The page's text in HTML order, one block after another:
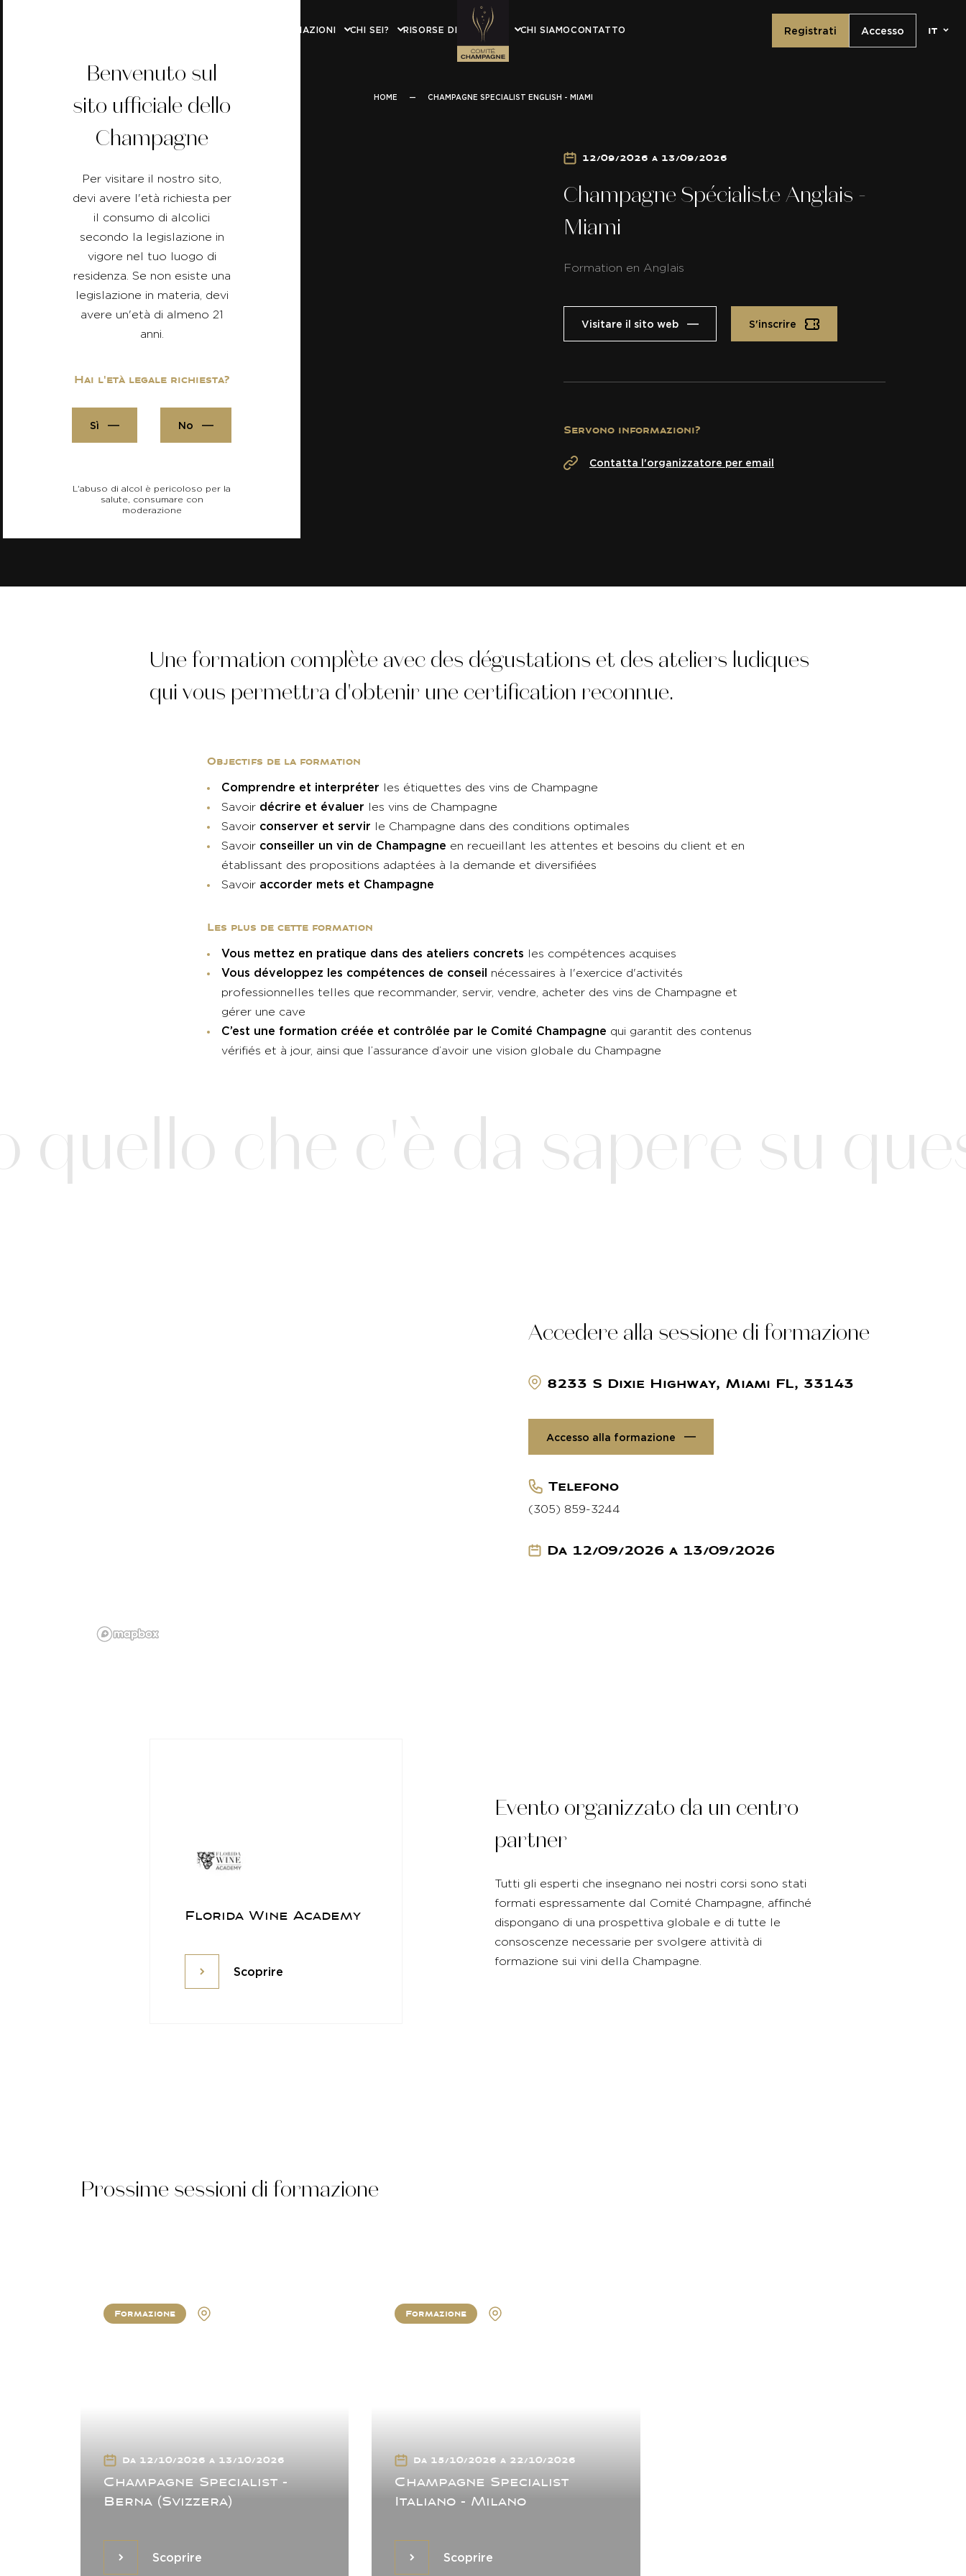
FORMAZIONI CHI SEI? RISORSE DIDATTICHE CHI SIAMOCONTATTO Registrati Accesso it
HOME — CHAMPAGNE SPECIALIST ENGLISH - MIAMI
Benvenuto sul
sito ufficiale dello
Champagne
Per visitare il nostro sito,
devi avere l'età richiesta per
il consumo di alcolici
secondo la legislazione in
vigore nel tuo luogo di
residenza. Se non esiste una
legislazione in materia, devi
avere un'età di almeno 21
anni.
Hai l'età legale richiesta?
Sì No
L'abuso di alcol è pericoloso per la
salute, consumare con
moderazione
Indietro
12/09/2026 a 13/09/2026
Champagne Spécialiste Anglais -
Miami
Formation en Anglais
Visitare il sito web S'inscrire
Servono informazioni?
Contatta l'organizzatore per email
Une formation complète avec des dégustations et des ateliers ludiques
qui vous permettra d'obtenir une certification reconnue.
Objectifs de la formation
Comprendre et interpréter les étiquettes des vins de Champagne
Savoir décrire et évaluer les vins de Champagne
Savoir conserver et servir le Champagne dans des conditions optimales
Savoir conseiller un vin de Champagne en recueillant les attentes et besoins du client et en
établissant des propositions adaptées à la demande et diversifiées
Savoir accorder mets et Champagne
Les plus de cette formation
Vous mettez en pratique dans des ateliers concrets les compétences acquises
Vous développez les compétences de conseil nécessaires à l'exercice d'activités
professionnelles telles que recommander, servir, vendre, acheter des vins de Champagne et
gérer une cave
C’est une formation créée et contrôlée par le Comité Champagne qui garantit des contenus
vérifiés et à jour, ainsi que l’assurance d’avoir une vision globale du Champagne
che c'è da sapere su
Accedere alla sessione di formazione
8233 S Dixie Highway, Miami FL, 33143
Accesso alla formazione
Telefono
(305) 859-3244
Da 12/09/2026 a 13/09/2026
Florida Wine Academy
ScoprireScoprire
Evento organizzato da un centro
partner
Tutti gli esperti che insegnano nei nostri corsi sono stati
formati espressamente dal Comité Champagne, affinché
dispongano di una prospettiva globale e di tutte le
consoscenze necessarie per svolgere attività di
formazione sui vini della Champagne.
Prossime sessioni di formazione
Formazione
Da 12/10/2026 a 13/10/2026
Champagne Specialist -
Berna (Svizzera)
ScoprireScoprire
Formazione
Da 15/10/2026 a 22/10/2026
Champagne Specialist
Italiano - Milano
ScoprireScoprire